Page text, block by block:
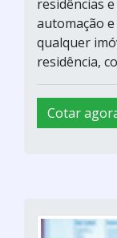
residências
automação
qualquer
residência,
Cotar